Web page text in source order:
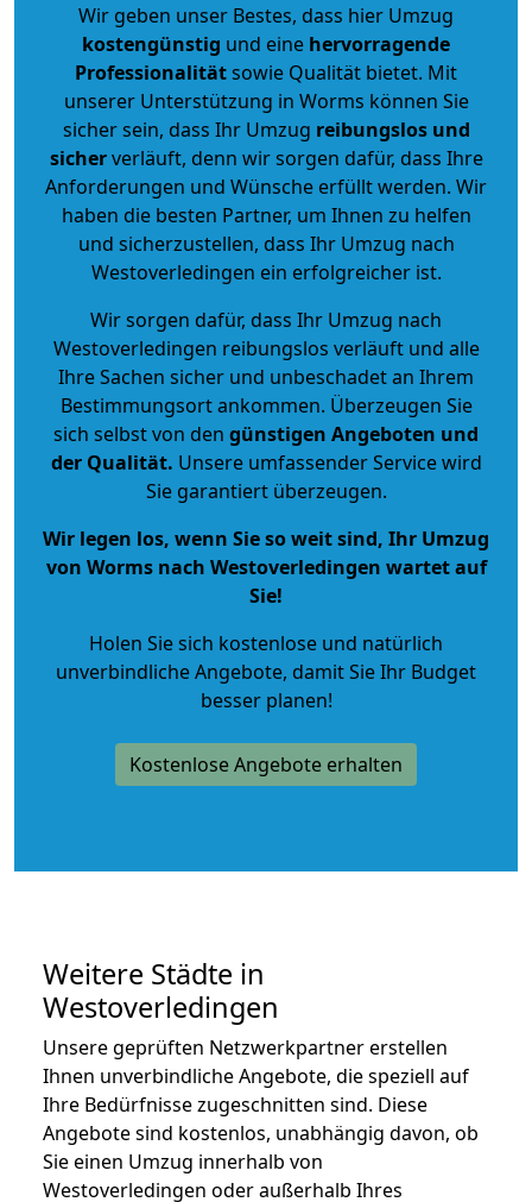
Wir geben unser Bestes, dass hier Umzug
kostengünstig und eine hervorragende
Professionalitätsowie Qualität bietet. Mit
unserer Unterstützung in Worms können Sie
sicher sein, dass Ihr Umzug reibungslos und
sicherverläuft, denn wir sorgen dafür, dass Ihre
Anforderungen und Wünsche erfüllt werden. Wir
haben die besten Partner, um Ihnen zu helfen
und sicherzustellen, dass Ihr Umzug nach
Westoverledingen ein erfolgreicher ist.
Wir sorgen dafür, dass Ihr Umzug nach
Westoverledingen reibungslos verläuft und alle
Ihre Sachen sicher und unbeschadet an Ihrem
Bestimmungsort ankommen. Überzeugen Sie
sich selbst von den günstigen Angeboten und
der Qualität. Unsere umfassender Service wird
Sie garantiert überzeugen.
Wir legen los, wenn Sie so weit sind, Ihr Umzug
von Worms nach Westoverledingen wartet auf
Sie!
Holen Sie sich kostenlose und natürlich
unverbindliche Angebote, damit Sie Ihr Budget
besser planen!
Kostenlose Angebote erhalten
Weitere Städte in
Westoverledingen
Unsere geprüften Netzwerkpartner erstellen
Ihnen unverbindliche Angebote, die speziell auf
Ihre Bedürfnisse zugeschnitten sind. Diese
Angebote sind kostenlos, unabhängig davon, ob
Sie einen Umzug innerhalb von
Westoverledingen oder außerhalb Ihres